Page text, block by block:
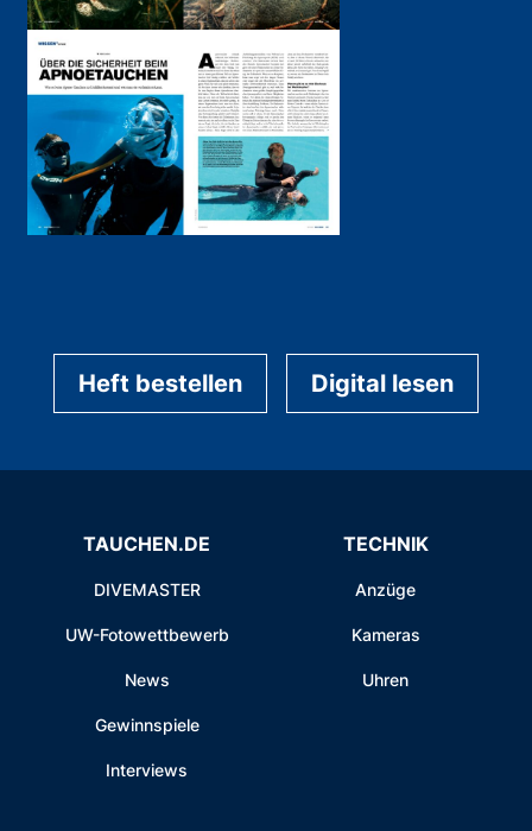
Heft bestellen Digital lesen
TAUCHEN.DE
DIVEMASTER
UW-Fotowettbewerb
News
Gewinnspiele
Interviews
TECHNIK
Anzüge
Kameras
Uhren